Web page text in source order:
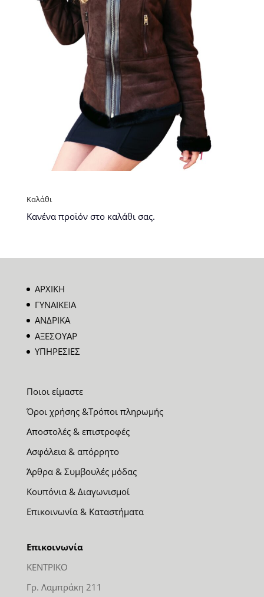
Καλάθι
Κανένα προϊόν στο καλάθι σας.
ΑΡΧΙΚΗ
ΓΥΝΑΙΚΕΙΑ
ΑΝΔΡΙΚΑ
ΑΞΕΣΟΥΑΡ
ΥΠΗΡΕΣΙΕΣ
Ποιοι είμαστε
Όροι χρήσης &Τρόποι πληρωμής
Αποστολές & επιστροφές
Ασφάλεια & απόρρητο
Άρθρα & Συμβουλές μόδας
Κουπόνια & Διαγωνισμοί
Επικοινωνία & Καταστήματα
Επικοινωνία
ΚΕΝΤΡΙΚΟ
Γρ. Λαμπράκη 211